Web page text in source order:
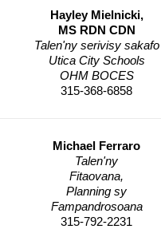
Hayley Mielnicki,
MS RDN CDN
Talen'ny serivisy sakafo
Utica City Schools
OHM BOCES
315-368-6858
Michael Ferraro
Talen'ny
Fitaovana,
Planning sy
Fampandrosoana
315-792-2231